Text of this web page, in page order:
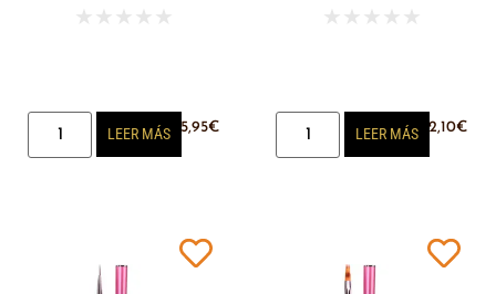
★ ★ ★ ★ ★
15,95€
LEER MÁS
★ ★ ★ ★ ★
12,10€
LEER MÁS